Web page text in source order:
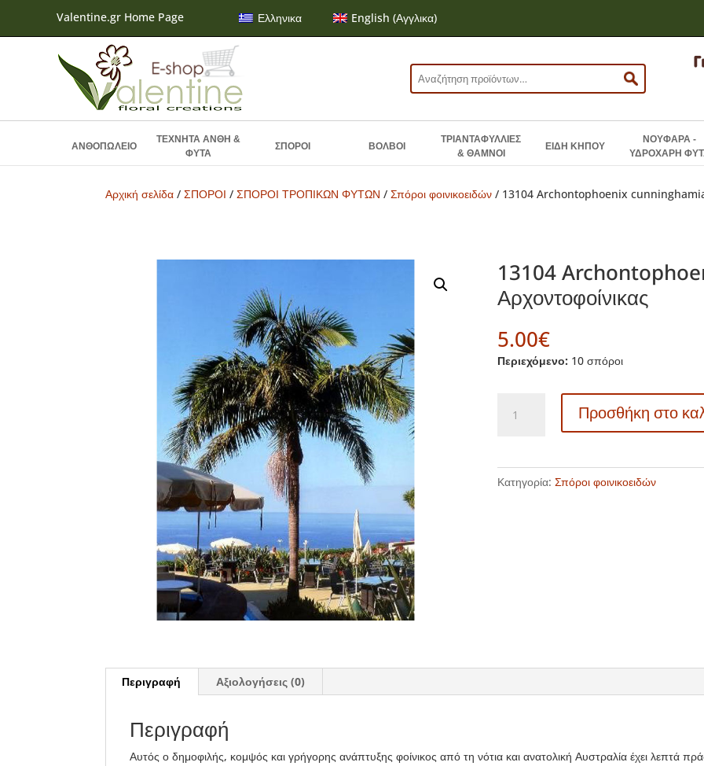
Valentine.gr Home Page Ελληνικα English (Αγγλικα)
Αναζήτηση
για:
ΑΝΘΟΠΩΛΕΙΟ
ΤΕΧΝΗΤΑ ΑΝΘΗ &
ΦΥΤΑ
ΣΠΟΡΟΙ ΒΟΛΒΟΙ
ΤΡΙΑΝΤΑΦΥΛΛΙΕΣ
& ΘΑΜΝΟΙ
ΕΙΔΗ ΚΗΠΟΥ
ΝΟΥΦΑΡΑ -
ΥΔΡΟΧΑΡΗ
Αρχική σελίδα /ΣΠΟΡΟΙ /ΣΠΟΡΟΙ ΤΡΟΠΙΚΩΝ ΦΥΤΩΝ /Σπόροι φοινικοειδών / 13104 Archontophoenix
13104
Αρχοντοφοίνικας
5.00€
Περιεχόμενο: 10 σπόροι
Archontophoenix
ποσότητα
Προσθήκη στο
Κατηγορία:Σπόροι φοινικοειδών
Περιγραφή Αξιολογήσεις (0)
Περιγραφή
Αυτός ο δημοφιλής, κομψός και γρήγορης ανάπτυξης φοίνικος από τη νότια και ανατολική Αυστραλία έχει λεπτά